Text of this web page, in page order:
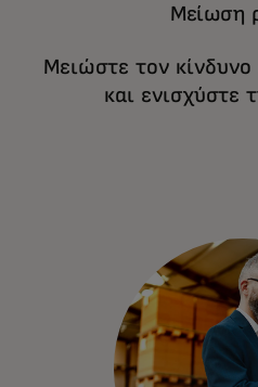
Μείωση
Μειώστε τον
και ενισχύστε